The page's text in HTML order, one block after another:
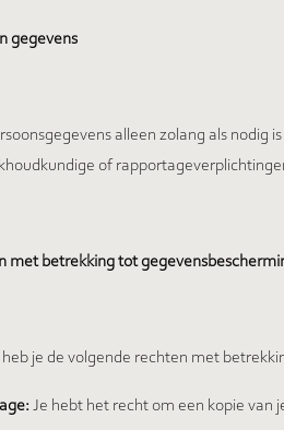
gegevens
alleen zolang als
of
met betrekking tot
je de volgende rechten met
Je hebt het recht om een kopie van